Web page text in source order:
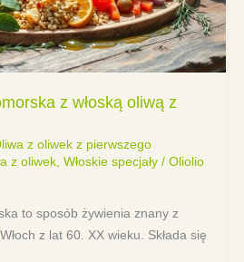
z włoską oliwą z
z oliwek z pierwszego
z oliwek, Włoskie specjały/ Oliolio
to sposób żywienia znany z
z lat 60. XX wieku. Składa się